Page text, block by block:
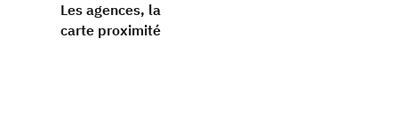
Les agences, la
carte proximité